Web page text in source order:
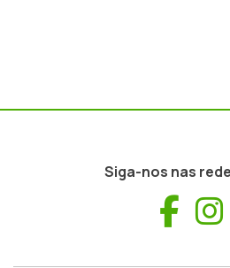
Siga-nos nas